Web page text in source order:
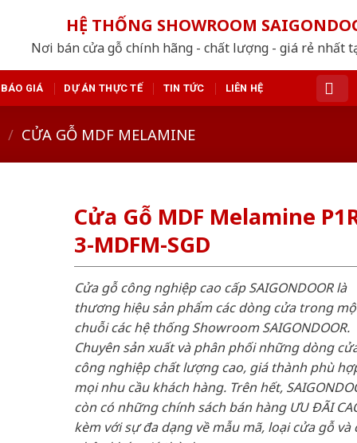
HỆ THỐNG SHOWROOM
Nơi bán cửa gỗ chính hãng - chất lượng - giá rẻ nhất
BÁO GIÁ DỰ ÁN THỰC TẾ TIN TỨC LIÊN HỆ
/ CỬA GỖ MDF MELAMINE
Cửa Gỗ MDF Melamine
3-MDFM-SGD
Cửa gỗ công nghiệp cao cấp SAIGONDOOR là
thương hiệu sản phẩm các dòng cửa trong
chuỗi các hệ thống Showroom SAIGONDOOR.
Chuyên sản xuất và phân phối những dòng
công nghiệp chất lượng cao, giá thành phù
mọi nhu cầu khách hàng. Trên hết,
còn có những chính sách bán hàng ƯU ĐÃI
kèm với sự đa dạng về mẫu mã, loại cửa gỗ và